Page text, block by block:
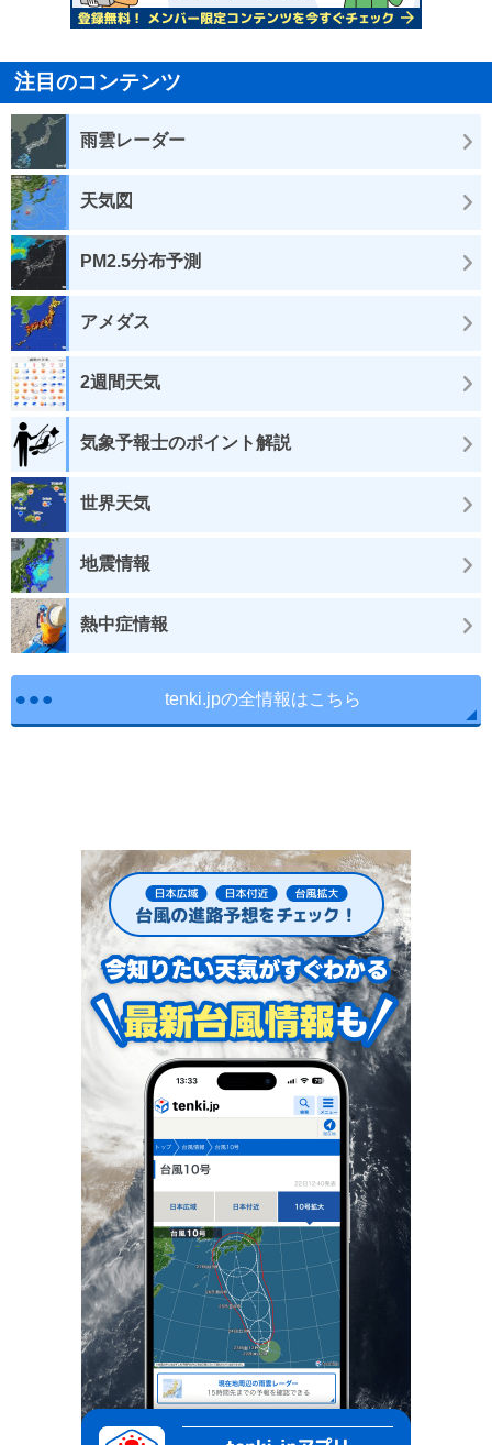
注目のコンテンツ
雨雲レーダー
天気図
PM2.5分布予測
アメダス
2週間天気
気象予報士のポイント解説
世界天気
地震情報
熱中症情報
tenki.jpの全情報はこちら